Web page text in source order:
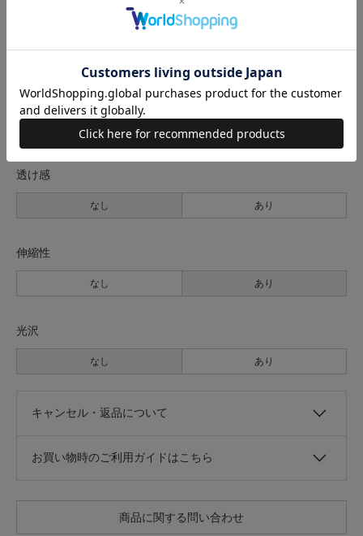
薄手 普通 厚手
裏地
なし あり
透け感
なし あり
伸縮性
なし あり
光沢
なし あり
キャンセル・返品について
お買い物時のご利用ガイドはこちら
商品に関する問い合わせ